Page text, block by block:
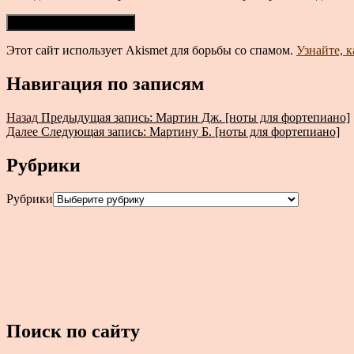
Этот сайт использует Akismet для борьбы со спамом. Узнайте,
Навигация по записям
Назад Предыдущая запись: Мартин Дж. [ноты для фортепиано]
Далее Следующая запись: Мартину Б. [ноты для фортепиано]
Рубрики
Рубрики
Поиск по сайту